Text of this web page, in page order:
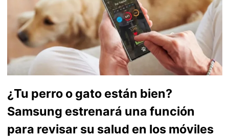
¿Tu perro o gato están bien?
Samsung estrenará una función
para revisar su salud en los móviles